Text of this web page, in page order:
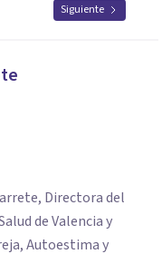
Siguiente
Directora del
de Valencia y
Autoestima y